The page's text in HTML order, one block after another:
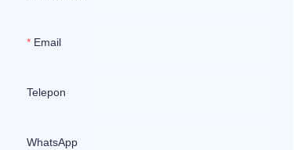
Email
Telepon
WhatsApp